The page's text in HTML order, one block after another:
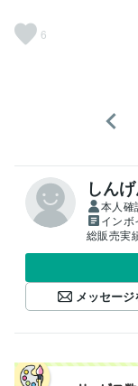
6
しん
本人確
イン
総販売実
メッセージ